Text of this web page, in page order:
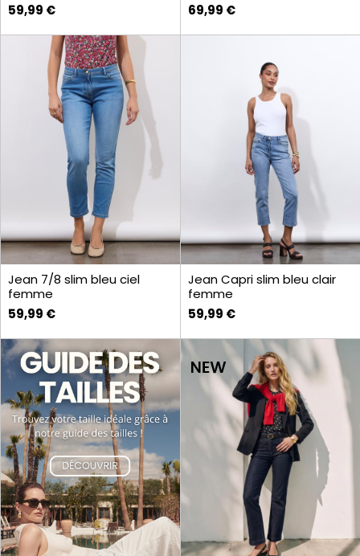
59,99 €
69,99 €
Jean 7/8 slim bleu ciel
femme
59,99 €
Jean Capri slim bleu clair
femme
59,99 €